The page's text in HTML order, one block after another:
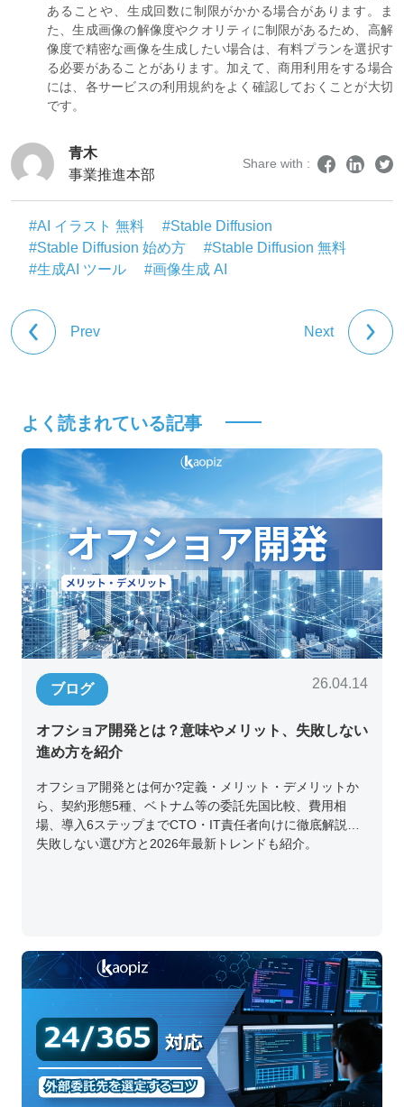
あることや、生成回数に制限がかかる場合があります。ま
た、生成画像の解像度やクオリティに制限があるため、高解
像度で精密な画像を生成したい場合は、有料プランを選択す
る必要があることがあります。加えて、商用利用をする場合
には、各サービスの利用規約をよく確認しておくことが大切
です。
青木
事業推進本部
Share with :
#AI イラスト 無料
#Stable Diffusion
#Stable Diffusion 始め方
#Stable Diffusion 無料
#生成AI ツール
#画像生成 AI
Prev Next
よく読まれている記事
ブログ 26.04.14
オフショア開発とは？意味やメリット、失敗しない
進め方を紹介
オフショア開発とは何か?定義・メリット・デメリットか
ら、契約形態5種、ベトナム等の委託先国比較、費用相
場、導入6ステップまでCTO・IT責任者向けに徹底解説。
失敗しない選び方と2026年最新トレンドも紹介。